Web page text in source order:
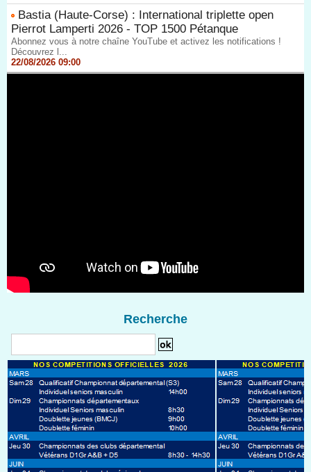
Bastia (Haute-Corse) : International triplette open
Pierrot Lamperti 2026 - TOP 1500 Pétanque
Abonnez vous à notre chaîne YouTube et activez les notifications !
Découvrez l...
22/08/2026 09:00
Recherche